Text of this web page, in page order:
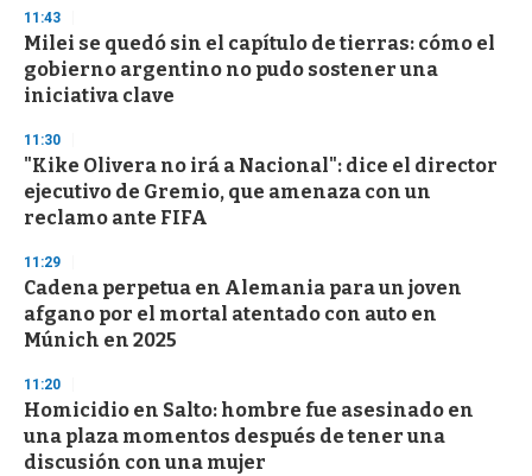
d
s
11:43
Milei se quedó sin el capítulo de tierras: cómo el
gobierno argentino no pudo sostener una
iniciativa clave
11:30
"Kike Olivera no irá a Nacional": dice el director
ejecutivo de Gremio, que amenaza con un
reclamo ante FIFA
11:29
Cadena perpetua en Alemania para un joven
afgano por el mortal atentado con auto en
Múnich en 2025
11:20
Homicidio en Salto: hombre fue asesinado en
una plaza momentos después de tener una
discusión con una mujer